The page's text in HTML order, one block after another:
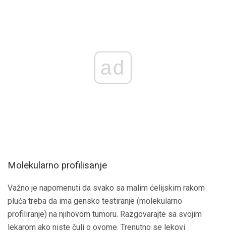
ad
Molekularno profilisanje
Važno je napomenuti da svako sa malim ćelijskim rakom
pluća treba da ima gensko testiranje (molekularno
profiliranje) na njihovom tumoru. Razgovarajte sa svojim
lekarom ako niste čuli o ovome. Trenutno se lekovi